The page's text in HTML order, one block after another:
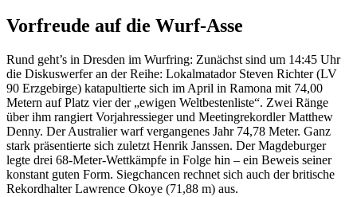
Vorfreude auf die Wurf-Asse
Rund geht’s in Dresden im Wurfring: Zunächst sind um 14:45 Uhr
die Diskuswerfer an der Reihe: Lokalmatador Steven Richter (LV
90 Erzgebirge) katapultierte sich im April in Ramona mit 74,00
Metern auf Platz vier der „ewigen Weltbestenliste“. Zwei Ränge
über ihm rangiert Vorjahressieger und Meetingrekordler Matthew
Denny. Der Australier warf vergangenes Jahr 74,78 Meter. Ganz
stark präsentierte sich zuletzt Henrik Janssen. Der Magdeburger
legte drei 68-Meter-Wettkämpfe in Folge hin – ein Beweis seiner
konstant guten Form. Siegchancen rechnet sich auch der britische
Rekordhalter Lawrence Okoye (71,88 m) aus.